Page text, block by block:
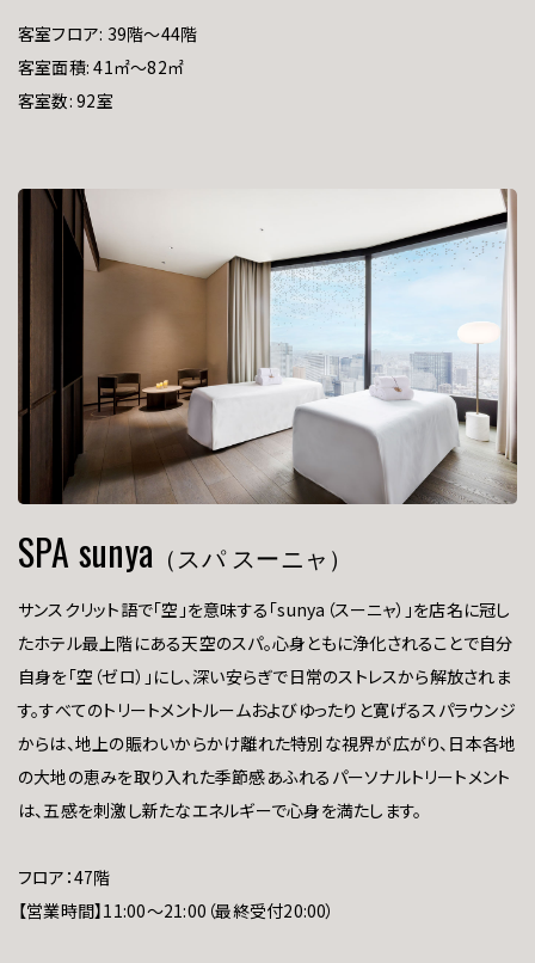
客室フロア: 39階～44階
客室面積: 41㎡～82㎡
客室数: 92室
SPA sunya （スパ スーニャ）
サンスクリット語で「空」を意味する「sunya（スーニャ）」を店名に冠し
たホテル最上階にある天空のスパ。心身ともに浄化されることで自分
自身を「空（ゼロ）」にし、深い安らぎで日常のストレスから解放されま
す。すべてのトリートメントルームおよびゆったりと寛げるスパラウンジ
からは、地上の賑わいからかけ離れた特別な視界が広がり、日本各地
の大地の恵みを取り入れた季節感あふれるパーソナルトリートメント
は、五感を刺激し新たなエネルギーで心身を満たします。
フロア：47階
【営業時間】11:00～21:00（最終受付20:00）